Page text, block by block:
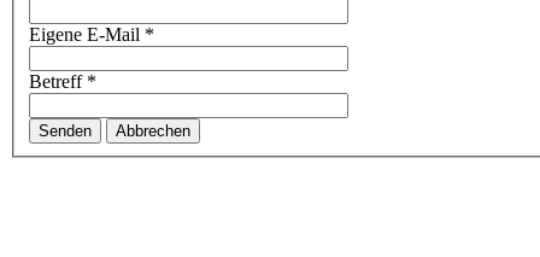
Eigene E-Mail *
Betreff*
Senden Abbrechen